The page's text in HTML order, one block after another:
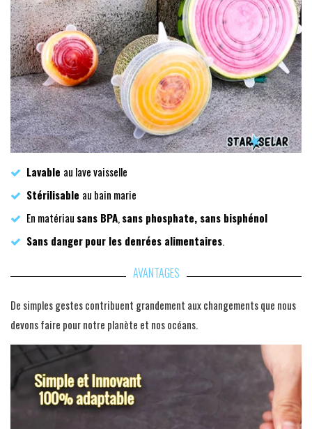
Lavable au lave vaisselle
Stérilisable au bain marie
En matériau sans BPA,sans phosphate, sans bisphénol
Sans danger pour les denrées alimentaires.
AVANTAGES
De simples gestes contribuent grandement aux changements que nous
devons faire pour notre planète et nos océans.